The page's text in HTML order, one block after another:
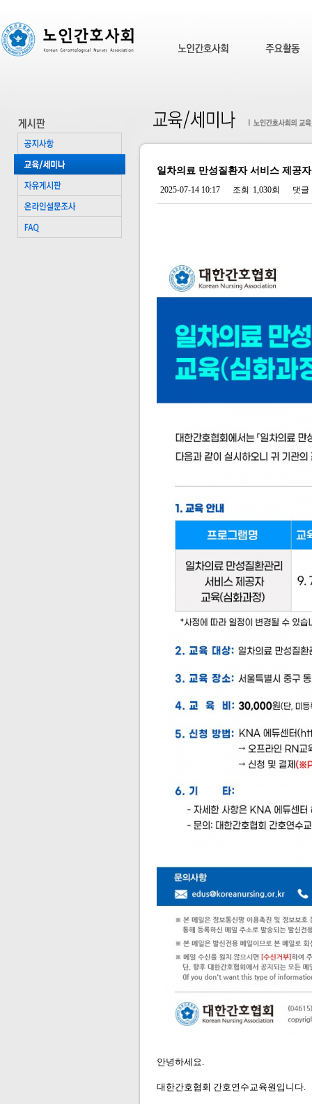
일차의료 만성질환자 서비스 제공
2025-07-14 10:17 조회 1,030회 댓글
안녕하세요.
대한간호협회 간호연수교육원입니다.